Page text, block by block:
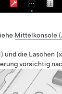
Mittelkonsole
und die Laschen
vorsichtig